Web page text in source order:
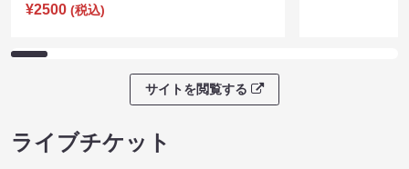
¥2500 (税込)
サイトを閲覧する
ライブチケット